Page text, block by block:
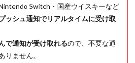
Switch・国産ウイスキーなど
ッシュ通知でリアルタイムに受け取
で通知が受け取れるので、不要な通
りません。